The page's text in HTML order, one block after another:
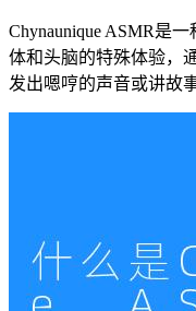
Chynaunique ASMR是
体和头脑的特殊体验，
发出嗯哼的声音或讲故